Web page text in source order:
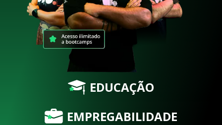
EDUCAÇÃO
EMPREGABILIDADE